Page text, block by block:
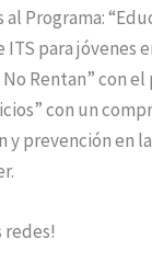
Programa:
ITS para jóvenes
No Rentan” con
con un
y prevención en
redes!